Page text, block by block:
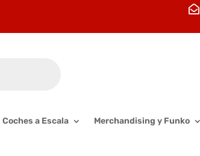

Coches a Escala Merchandising y Funko